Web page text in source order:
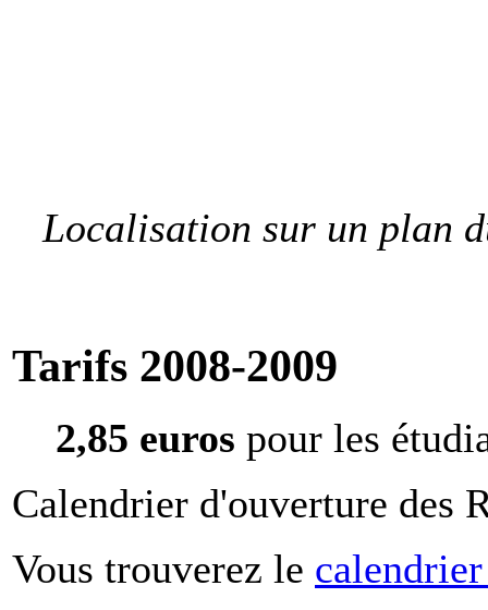
Localisation sur un plan
Tarifs 2008-2009
2,85 euros pour les
Calendrier d'ouverture des
Vous trouverez le